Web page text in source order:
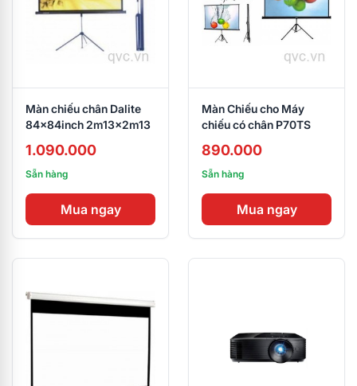
Màn chiếu chân Dalite
84x84inch 2m13x2m13
1.090.000
Sẵn hàng
Mua ngay
Màn Chiếu cho Máy
chiếu có chân P70TS
890.000
Sẵn hàng
Mua ngay